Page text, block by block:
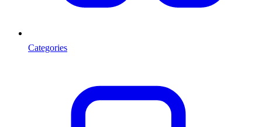
Categories